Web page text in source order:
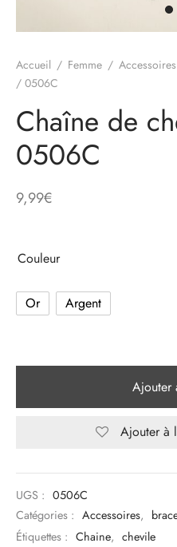
Accueil / Femme / Accessoires
/ 0506C
Chaîne de
0506C
9,99€
Couleur
Or Argent
Ajouter
Ajouter à
UGS : 0506C
Catégories : Accessoires,
Étiquettes : Chaine, chevile
Jogging
Combinaison
Combishort